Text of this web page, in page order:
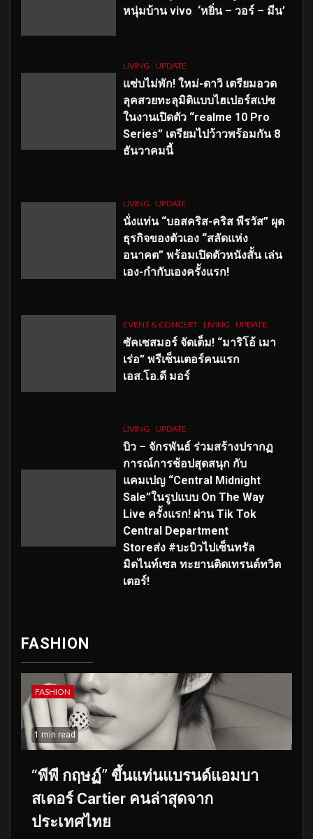
หนุ่มบ้าน vivo ‘หยิ่น – วอร์ – มีน’
LIVING UPDATE
แซ่บไม่พัก! ใหม่-ดาวิ เตรียมอวด
ลุคสวยทะลุมิติแบบไฮเปอร์สเปซ
ในงานเปิดตัว “realme 10 Pro
Series” เตรียมไปว้าวพร้อมกัน 8
ธันวาคมนี้
LIVING UPDATE
นั่งแท่น “บอสคริส-คริส พีรวัส” ผุด
ธุรกิจของตัวเอง “สลัดแห่ง
อนาคต” พร้อมเปิดตัวหนังสั้น เล่น
เอง-กำกับเองครั้งแรก!
EVENT & CONCERT LIVING UPDATE
ซัคเซสมอร์ จัดเต็ม! “มาริโอ้ เมา
เร่อ” พรีเซ็นเตอร์คนแรก
เอส.โอ.ดี มอร์
LIVING UPDATE
บิว – จักรพันธ์ ร่วมสร้างปรากฏ
การณ์การช้อปสุดสนุก กับ
แคมเปญ “Central Midnight
Sale”ในรูปแบบ On The Way
Live ครั้งแรก! ผ่าน Tik Tok
Central Department
Storeส่ง #บะบิวไปเซ็นทรัล
มิดไนท์เซล ทะยานติดเทรนด์ทวิต
เตอร์!
FASHION
FASHION
1 min read
“พีพี กฤษฏ์” ขึ้นแท่นแบรนด์แอมบา
สเดอร์ Cartier คนล่าสุดจาก
ประเทศไทย